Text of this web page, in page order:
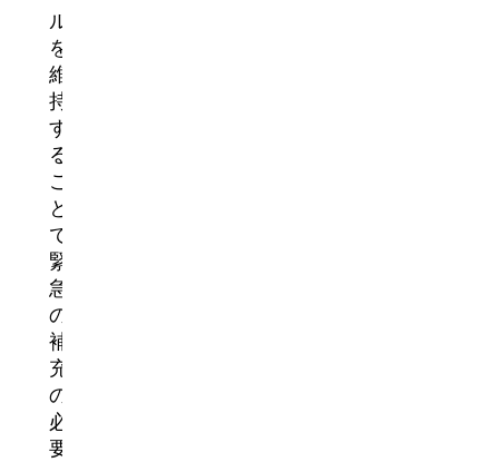
ル
を
維
持
す
る
こ
と
で、
緊
急
の
補
充
の
必
要